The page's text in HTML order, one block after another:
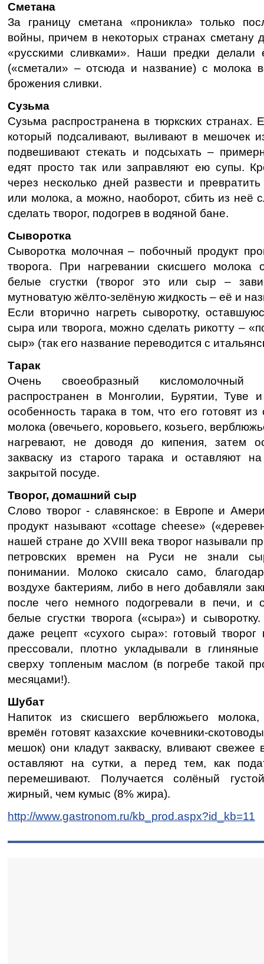
Сметана
За границу сметана «проникла» только
войны, причем в некоторых странах сметану
«русскими сливками». Наши предки делали
(«сметали» – отсюда и название) с молока
брожения сливки.
Сузьма
Сузьма распространена в тюркских странах.
который подсаливают, выливают в мешочек
подвешивают стекать и подсыхать –
едят просто так или заправляют ею супы.
через несколько дней развести и
или молока, а можно, наоборот, сбить из неё
сделать творог, подогрев в водяной бане.
Сыворотка
Сыворотка молочная – побочный продукт
творога. При нагревании скисшего молока
белые сгустки (творог это или сыр –
мутноватую жёлто-зелёную жидкость – её и
Если вторично нагреть сыворотку,
сыра или творога, можно сделать рикотту –
сыр» (так его название переводится с
Тарак
Очень своеобразный кисломолочный
распространен в Монголии, Бурятии, Туве
особенность тарака в том, что его готовят
молока (овечьего, коровьего, козьего,
нагревают, не доводя до кипения, затем
закваску из старого тарака и оставляют
закрытой посуде.
Творог, домашний сыр
Слово творог - славянское: в Европе и
продукт называют «cottage cheese»
нашей стране до XVIII века творог называли
петровских времен на Руси не знали
понимании. Молоко скисало само,
воздухе бактериям, либо в него добавляли
после чего немного подогревали в печи, и
белые сгустки творога («сыра») и
даже рецепт «сухого сыра»: готовый
прессовали, плотно укладывали в
сверху топленым маслом (в погребе такой
месяцами!).
Шубат
Напиток из скисшего верблюжьего
времён готовят казахские кочевники-
мешок) они кладут закваску, вливают
оставляют на сутки, а перед тем, как
перемешивают. Получается солёный
жирный, чем кумыс (8% жира).
http://www.gastronom.ru/kb_prod.aspx?id_kb=11